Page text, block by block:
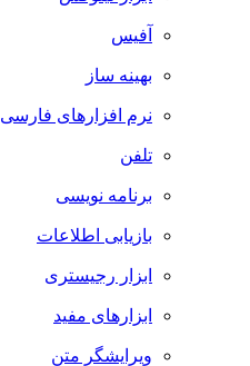
آفیس
بهینه ساز
نرم افزارهای فارسی
تلفن
برنامه نویسی
بازیابی اطلاعات
ابزار رجیستری
ابزارهای مفید
ویرایشگر متن